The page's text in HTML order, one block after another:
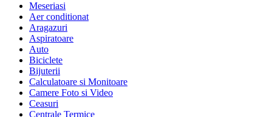
Meseriasi
Aer conditionat
Aragazuri
Aspiratoare
Auto
Biciclete
Bijuterii
Calculatoare si Monitoare
Camere Foto si Video
Ceasuri
Centrale Termice